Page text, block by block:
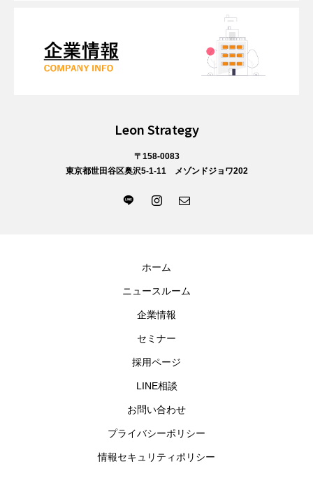
Leon Strategy
〒158-0083
東京都世田谷区奥沢5-1-11 メゾンドジョワ202
ホーム
ニュースルーム
企業情報
セミナー
採用ページ
LINE相談
お問い合わせ
プライバシーポリシー
情報セキュリティポリシー